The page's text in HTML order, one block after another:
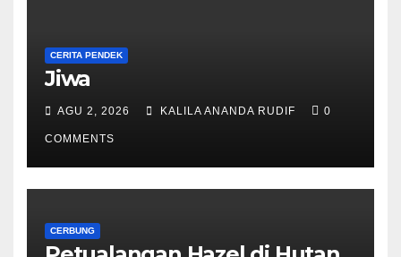
CERITA PENDEK
Jiwa
AGU 2, 2026 KALILA ANANDA RUDIF 0
COMMENTS
CERBUNG